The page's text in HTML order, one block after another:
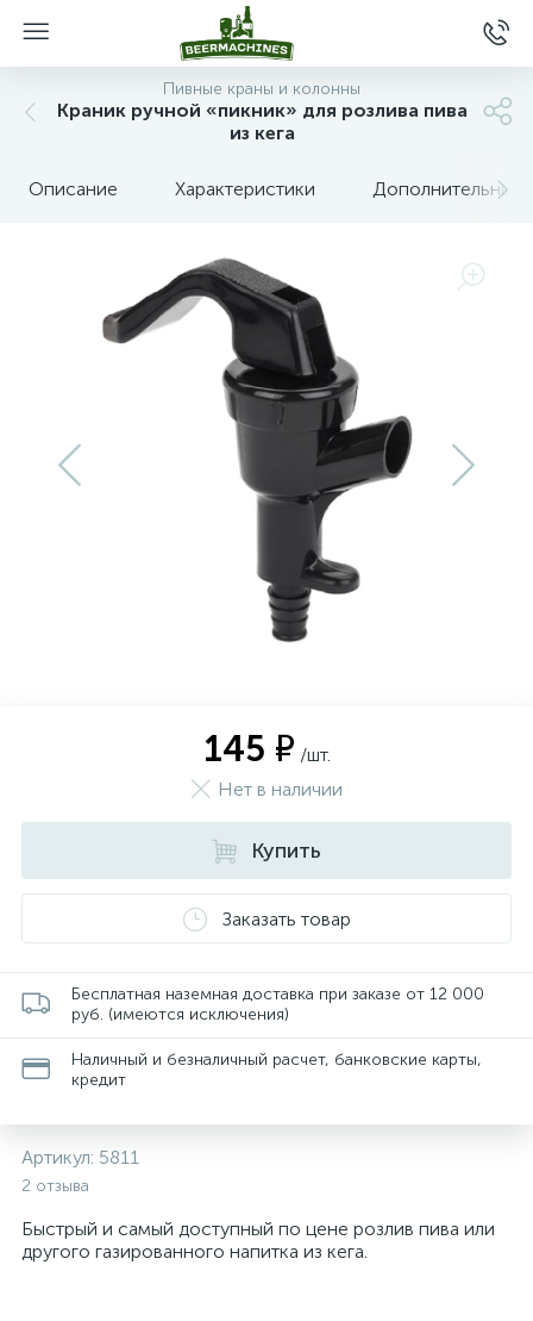
Пивные краны и колонны
Краник ручной «пикник» для розлива пива
из кега
Описание Характеристики Дополнительные
145 ₽ /шт.
Нет в наличии
Купить
Заказать товар
Бесплатная наземная доставка при заказе от 12 000
руб. (имеются исключения)
Наличный и безналичный расчет, банковские карты,
кредит
Артикул: 5811
2 отзыва
Быстрый и самый доступный по цене розлив пива или
другого газированного напитка из кега.